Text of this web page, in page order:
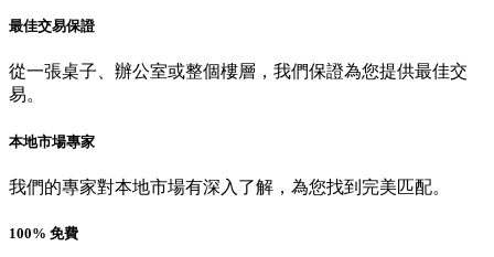
最佳交易保證
從一張桌子、辦公室或整個樓層，我們保證為您提供最佳交
易。
本地市場專家
我們的專家對本地市場有深入了解，為您找到完美匹配。
100% 免費